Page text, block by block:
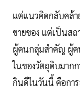
แต่แนวคิดกลับคล้า
ขายของ แต่เป็นส
ผู้คนกลุ่มสำคัญ ผู้
ในของวัตถุดิบมาก
กินดีในวันนี้ คือกา